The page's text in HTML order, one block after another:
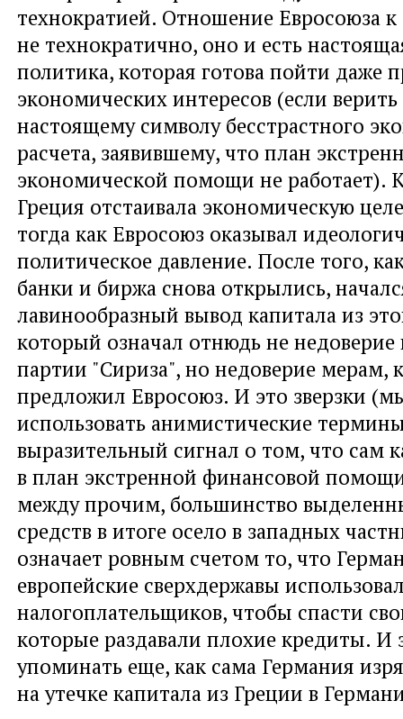
технократией. Отношение Евросоюза
не технократично, оно и есть
политика, которая готова пойти даже
экономических интересов (если
настоящему символу бесстрастного
расчета, заявившему, что план
экономической помощи не работает).
Греция отстаивала экономическую
тогда как Евросоюз оказывал
политическое давление. После того,
банки и биржа снова открылись,
лавинообразный вывод капитала из
который означал отнюдь не
партии "Сириза", но недоверие мерам,
предложил Евросоюз. И это зверзки
использовать анимистические
выразительный сигнал о том, что сам
в план экстренной финансовой
между прочим, большинство
средств в итоге осело в западных
означает ровным счетом то, что
европейские сверхдержавы
налогоплательщиков, чтобы спасти
которые раздавали плохие кредиты. И
упоминать еще, как сама Германия
на утечке капитала из Греции в